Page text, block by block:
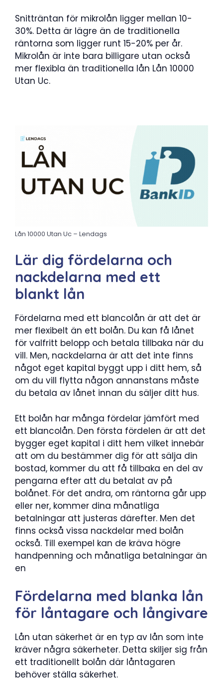
Snitträntan för mikrolån ligger mellan 10-
30%. Detta är lägre än de traditionella
räntorna som ligger runt 15-20% per år.
Mikrolån är inte bara billigare utan också
mer flexibla än traditionella lån Lån 10000
Utan Uc.
Lån 10000 Utan Uc – Lendags
Lär dig fördelarna och
nackdelarna med ett
blankt lån
Fördelarna med ett blancolån är att det är
mer flexibelt än ett bolån. Du kan få lånet
för valfritt belopp och betala tillbaka när du
vill. Men, nackdelarna är att det inte finns
något eget kapital byggt upp i ditt hem, så
om du vill flytta någon annanstans måste
du betala av lånet innan du säljer ditt hus.
Ett bolån har många fördelar jämfört med
ett blancolån. Den första fördelen är att det
bygger eget kapital i ditt hem vilket innebär
att om du bestämmer dig för att sälja din
bostad, kommer du att få tillbaka en del av
pengarna efter att du betalat av på
bolånet. För det andra, om räntorna går upp
eller ner, kommer dina månatliga
betalningar att justeras därefter. Men det
finns också vissa nackdelar med bolån
också. Till exempel kan de kräva högre
handpenning och månatliga betalningar än
en
Fördelarna med blanka lån
för låntagare och långivare
Lån utan säkerhet är en typ av lån som inte
kräver några säkerheter. Detta skiljer sig från
ett traditionellt bolån där låntagaren
behöver ställa säkerhet.